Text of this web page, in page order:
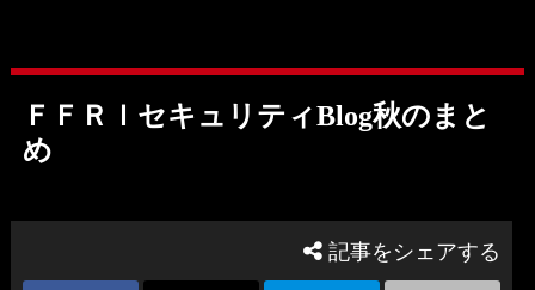
ＦＦＲＩセキュリティBlog秋のまと
め
記事をシェアする